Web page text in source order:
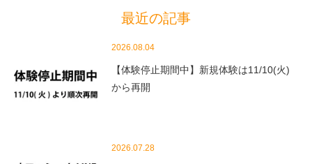
最近の記事
2026.08.04
【体験停止期間中】新規体験は11/10(火)
から再開
2026.07.28